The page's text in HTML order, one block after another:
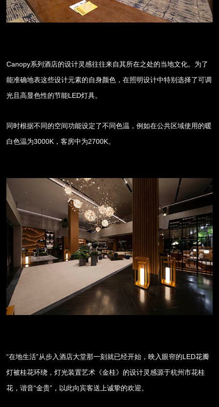
Canopy系列酒店的设计灵感往往来自其所在之处的当地文化。为了
能准确地表这些设计元素的自身颜色，在照明设计中特别选择了可调
光且高显色性的节能LED灯具。
同时根据不同的空间功能设定了不同色温，例如在公共区域使用的暖
白色温为3000K，客房中为2700K。
“在地生活”从步入酒店大堂那一刻就已经开始，映入眼帘的LED花瓣
灯被桂花环绕，灯光装置艺术《金桂》的设计灵感源于杭州市花桂
花，谐音“金贵”，以此向宾客送上诚挚的欢迎。